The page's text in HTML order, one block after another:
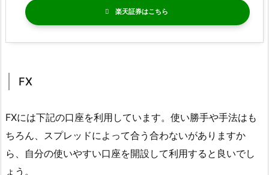
楽天証券
FX
FXには下記の口座を利用しています。使い勝手や手法はも
ちろん、スプレッドによって合う合わないがありますか
ら、自分の使いやすい口座を開設して利用すると良いでし
ょう。